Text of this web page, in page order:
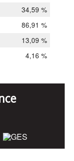
34,59 %
86,91 %
13,09 %
4,16 %